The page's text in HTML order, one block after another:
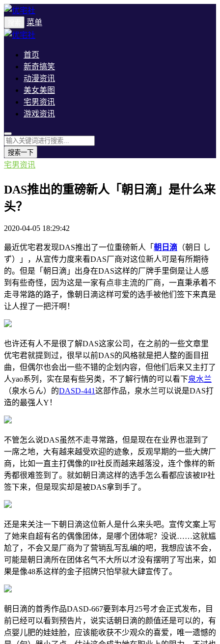
菜单
首页
新奇搞笑
动漫资讯
美女美图
宅男资讯
游戏资讯
搜索一下
宅男资讯
DAS推出的重磅新人「朝日滴」是什么来
头？
2020-04-05 18:29:42
最近优宅君发现DAS推出了一位重磅新人「 朝日滴 （朝日 し
ず）」，从宣传力度来看DAS厂商对这位新人可是有所期待
的。但是「朝日滴」出身在DAS这样的厂牌手里倒是让人感
到有些奇怪，因为这是一家有点非主流的厂商，一直秉承着不
走寻常路的路子，像朝日滴这样可爱的选手被他们签下来真是
让人捏了一把汗啊！
也许还有人不是很了解DAS这家公司，在之前的一些文章里
优宅君就提到过，很早以前DAS的风格就是把人整的面目扭
曲，但偶尔也会出一些不错的企划内容，但他们后来又主打了
人yao系列，实在是有些另类，不了解行情的可以看下泉水兰
（泉水らん）的DASD-441这部作品，泉水兰可以说是DAS打
造的最强人Y！
不管怎么说DAS虽然不走寻常路，但是现在在业界也混到了
一席之地，大有越来越受欢迎的迹象，反观早期的一些大牌厂
商，比如一直主打偶像的IP社反而越来越落没，连个像样的新
秀都很难签到了。就如朝日滴这样的选手怎么看都应该被IP社
签下来，但是现实却是被DAS拿到手了。
还是来关注一下朝日滴这位新人是什么来头吧。宣传文案上写
了她来自超有名的偶像团体，是哪个团体呢？没说……这就尴
尬了，不会又是厂商为了营销乱写乱编的吧，我想应该不会，
可能是朝日滴所在团体名气不大所以才没有摆明了写出来，如
果是像48系这样的金子招牌只怕早就大肆宣传了。
朝日滴的首秀作品DASD-667要到本月25号才会正式发布，目
前已经可以看到预告片，说实话朝日滴的颜值还是可以的，有
点婴儿肥的娃娃脸，应该能收获不少观众的喜爱，唯一遗憾的